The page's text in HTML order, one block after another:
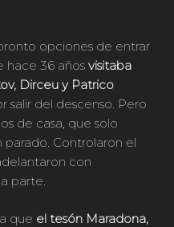
opciones de entrar
hace 36 años visitaba
Dirceu y Patrico
salir del descenso. Pero
de casa, que solo
Controlaron el
con
parte.
que el tesón Maradona,